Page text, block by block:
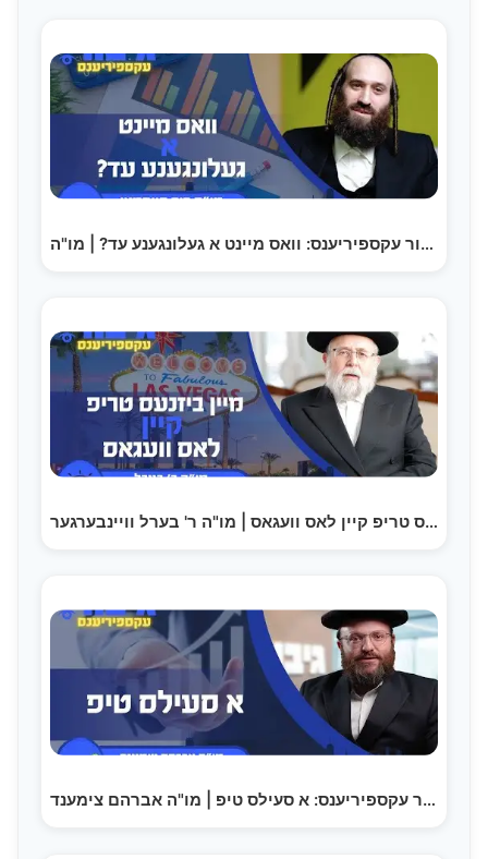
גיבור עקספיריענס: וואס מיינט א געלונגענע עד? | מו"ה…
מיין ביזנעס טריפ קיין לאס וועגאס | מו"ה ר' בערל וויינבערגער
גיבור עקספיריענס: א סעילס טיפ | מו"ה אברהם צימענד